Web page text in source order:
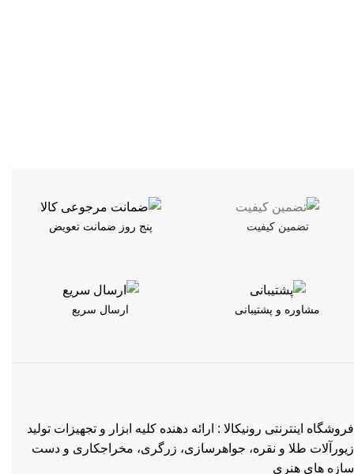
تضمین کیفیت پنج روز ضمانت تعویض
مشاوره و پشتیبانی ارسال سریع
فروشگاه اینترنتی رونیکالا : ارائه دهنده کلیه ابزار و تجهیزات تولید
زیورآلات طلا و نقره، جواهرسازی، زرگری، مخراجکاری و دست
سازه های هنری